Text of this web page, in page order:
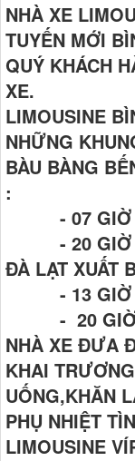
NHÀ XE
TUYẾN MỚI
QUÝ KHÁCH
XE.
LIMOUSINE
NHỮNG
BÀU BÀNG
:
- 07 GIỜ
- 20 GIỜ
ĐÀ LẠT XUẤT
- 13 GIỜ
- 20 GIỜ
NHÀ XE ĐƯA
KHAI
UỐNG,KHĂN
PHỤ NHIỆT
LIMOUSINE